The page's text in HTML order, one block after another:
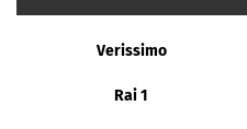
Verissimo
Rai 1